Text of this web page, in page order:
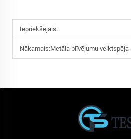
Iepriekšējais:
Nākamais:Metāla blīvējumu veiktspēja augstas